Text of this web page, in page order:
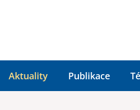
Aktuality Publikace